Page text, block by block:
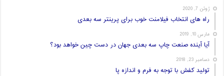
ژوئن 7, 2020
راه های انتخاب فیلامنت خوب برای پرینتر سه بعدی
مارس 10, 2019
آیا آینده صنعت چاپ سه بعدی جهان در دست چین خواهد بود؟
دسامبر 23, 2018
تولید کفش با توجه به فرم و اندازه پا